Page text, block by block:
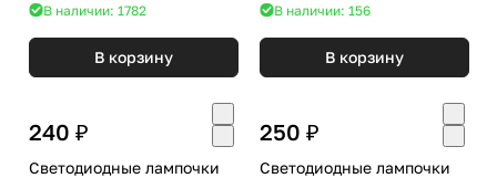
В наличии: 1782
В корзину
В наличии: 156
В корзину
240 ₽
Светодиодные лампочки
250 ₽
Светодиодные лампочки